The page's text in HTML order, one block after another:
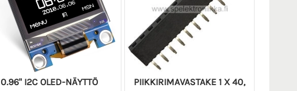
0.96" I2C OLED-NÄYTTÖ
PIIKKIRIMAVASTAKE 1 X 40,